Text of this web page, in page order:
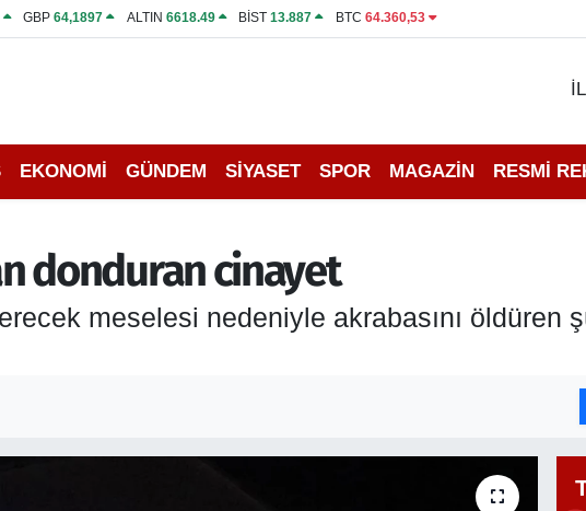
GBP64,1897 ALTIN 6618.49 BİST13.887 BTC 64.360,53
EKONOMİ GÜNDEM SİYASET SPOR MAGAZİN RESMİ
donduran cinayet
meselesi nedeniyle akrabasını öldüren